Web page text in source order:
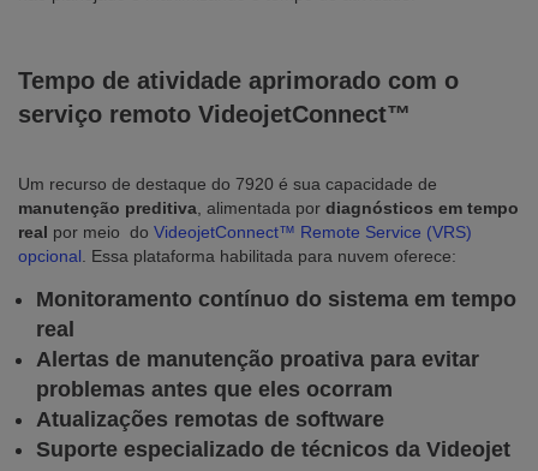
Tempo de atividade aprimorado com o
serviço remoto VideojetConnect™
Um recurso de destaque do 7920 é sua capacidade de
manutenção preditiva , alimentada por diagnósticos em tempo
real por meio do VideojetConnect™ Remote Service (VRS)
opcional . Essa plataforma habilitada para nuvem oferece:
Monitoramento contínuo do sistema em tempo
real
Alertas de manutenção proativa para evitar
problemas antes que eles ocorram
Atualizações remotas de software
Suporte especializado de técnicos da Videojet